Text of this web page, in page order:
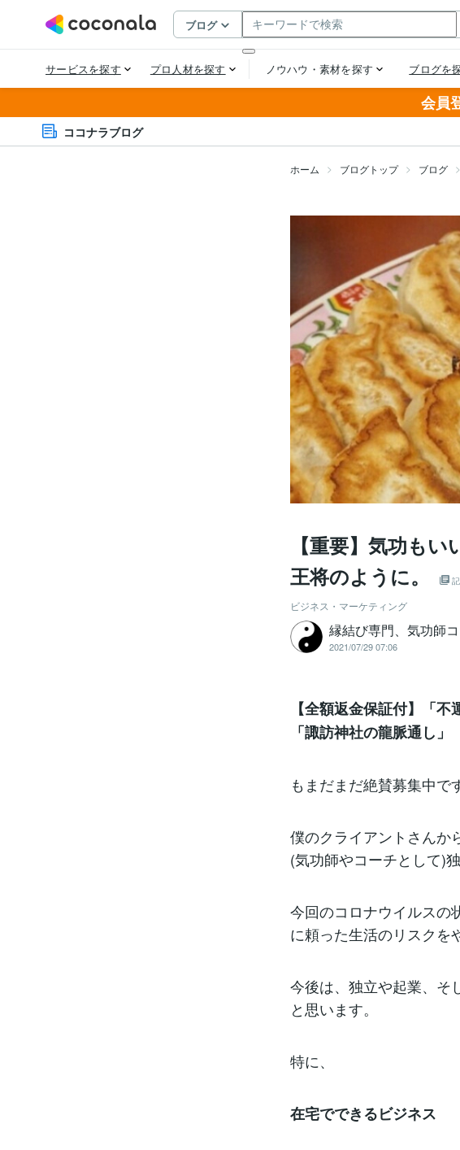
会員
ココナラブログ
ホーム ブログトップ ブログ
【重要】気功も
王将のように。
ビジネス・マーケティング
縁結び専門、気功師
2021/07/29 07:06
【全額返金保証付】「
「諏訪神社の龍脈通し」
もまだまだ絶賛募集中で
僕のクライアントさんか
(気功師やコーチとして)
今回のコロナウイルスの
に頼った生活のリスクを
今後は、独立や起業、そ
と思います。
特に、
在宅でできるビジネス